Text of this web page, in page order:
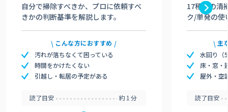
自分で掃除すべきか、プロに依頼すべ
きかの判断基準を解説します。
こんな方におすすめ
汚れが落ちなくて困っている
時間をかけたくない
引越し・転居の予定がある
読了目安 約1分
17種類の清
ク/単発の使
主
水回り（
床・窓・
屋外・空
読了目安